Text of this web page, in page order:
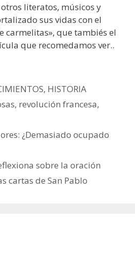
literatos, músicos y
sus vidas con el
carmelitas», que tambiés el
que recomedamos ver..
, HISTORIA
, revolución francesa,
¿Demasiado ocupado
sobre la oración
cartas de San Pablo